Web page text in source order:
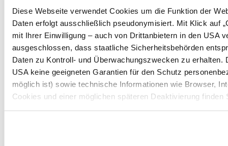
Diese Webseite verwendet Cookies um die Funktion der
Daten erfolgt ausschließlich pseudonymisiert. Mit Klick auf
mit Ihrer Einwilligung – auch von Drittanbietern in den USA
ausgeschlossen, dass staatliche Sicherheitsbehörden
Daten zu Kontroll- und Überwachungszwecken zu
USA keine geeigneten Garantien für den Schutz
möglich ist) sowie technische Informationen wie Browser,
Cookies und einer möglichen späteren Deaktivierung finden